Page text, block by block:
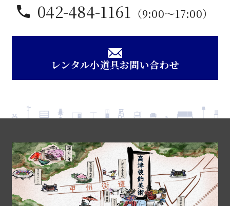
042-484-1161 （9:00〜17:00）
レンタル小道具お問い合わせ